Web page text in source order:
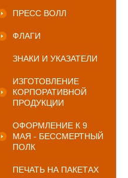
ПРЕСС ВОЛЛ
ФЛАГИ
ЗНАКИ И УКАЗАТЕЛИ
ИЗГОТОВЛЕНИЕ
КОРПОРАТИВНОЙ
ПРОДУКЦИИ
ОФОРМЛЕНИЕ К 9
МАЯ - БЕССМЕРТНЫЙ
ПОЛК
ПЕЧАТЬ НА ПАКЕТАХ